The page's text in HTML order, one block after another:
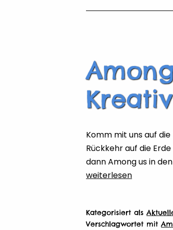
Komm mit uns auf
Rückkehr auf die
dann Among us in
Among
Echt
weiterlesen
Kategorisiert als
Verschlagwortet mit